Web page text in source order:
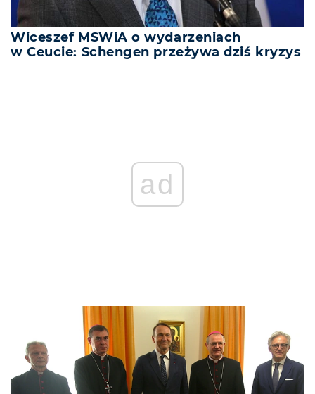
Wiceszef MSWiA o wydarzeniach
w Ceucie: Schengen przeżywa dziś kryzys
ad